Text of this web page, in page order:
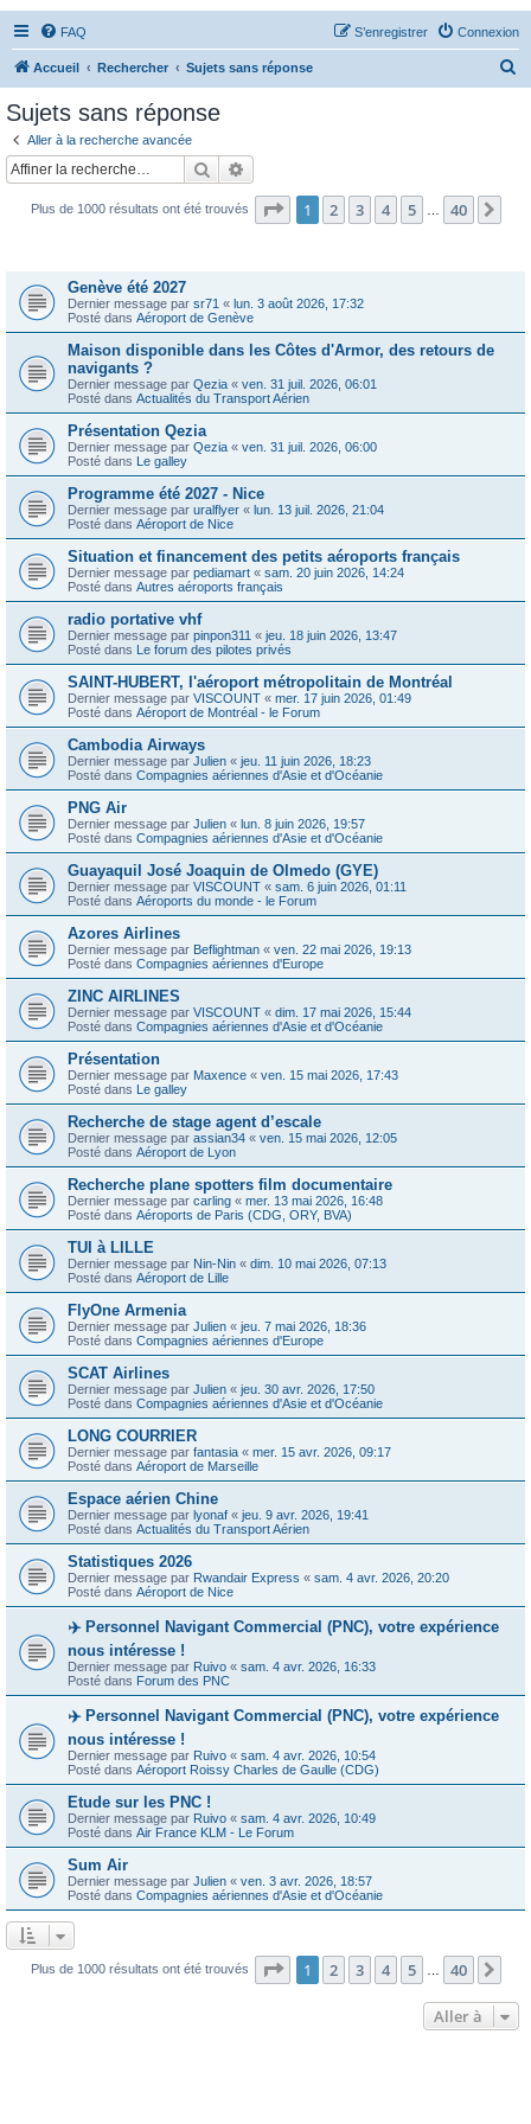
FAQ Connexion
S’enregistrer
Accueil Rechercher Sujets sans réponse
Sujets sans réponse
Aller à la recherche avancée
Rechercher
Plus de 1000 résultats ont été trouvés Page 1sur40
1 2 3 4 5 40
Genève été 2027
Dernier message par sr71 « lun. 3 août 2026, 17:32
Posté dans Aéroport de Genève
Maison disponible dans les Côtes d'Armor, des retours de
navigants ?
Dernier message par Qezia « ven. 31 juil. 2026, 06:01
Posté dans Actualités du Transport Aérien
Présentation Qezia
Dernier message par Qezia « ven. 31 juil. 2026, 06:00
Posté dans Le galley
Programme été 2027 - Nice
Dernier message par uralflyer « lun. 13 juil. 2026, 21:04
Posté dans Aéroport de Nice
Situation et financement des petits aéroports français
Dernier message par pediamart « sam. 20 juin 2026, 14:24
Posté dans Autres aéroports français
radio portative vhf
Dernier message par pinpon311 « jeu. 18 juin 2026, 13:47
Posté dans Le forum des pilotes privés
SAINT-HUBERT, l'aéroport métropolitain de Montréal
Dernier message par VISCOUNT « mer. 17 juin 2026, 01:49
Posté dans Aéroport de Montréal - le Forum
Cambodia Airways
Dernier message par Julien « jeu. 11 juin 2026, 18:23
Posté dans Compagnies aériennes d'Asie et d'Océanie
PNG Air
Dernier message par Julien « lun. 8 juin 2026, 19:57
Posté dans Compagnies aériennes d'Asie et d'Océanie
Guayaquil José Joaquin de Olmedo (GYE)
Dernier message par VISCOUNT « sam. 6 juin 2026, 01:11
Posté dans Aéroports du monde - le Forum
Azores Airlines
Dernier message par Beflightman « ven. 22 mai 2026, 19:13
Posté dans Compagnies aériennes d'Europe
ZINC AIRLINES
Dernier message par VISCOUNT « dim. 17 mai 2026, 15:44
Posté dans Compagnies aériennes d'Asie et d'Océanie
Présentation
Dernier message par Maxence « ven. 15 mai 2026, 17:43
Posté dans Le galley
Recherche de stage agent d’escale
Dernier message par assian34 « ven. 15 mai 2026, 12:05
Posté dans Aéroport de Lyon
Recherche plane spotters film documentaire
Dernier message par carling « mer. 13 mai 2026, 16:48
Posté dans Aéroports de Paris (CDG, ORY, BVA)
TUI à LILLE
Dernier message par Nin-Nin « dim. 10 mai 2026, 07:13
Posté dans Aéroport de Lille
FlyOne Armenia
Dernier message par Julien « jeu. 7 mai 2026, 18:36
Posté dans Compagnies aériennes d'Europe
SCAT Airlines
Dernier message par Julien « jeu. 30 avr. 2026, 17:50
Posté dans Compagnies aériennes d'Asie et d'Océanie
LONG COURRIER
Dernier message par fantasia « mer. 15 avr. 2026, 09:17
Posté dans Aéroport de Marseille
Espace aérien Chine
Dernier message par lyonaf « jeu. 9 avr. 2026, 19:41
Posté dans Actualités du Transport Aérien
Statistiques 2026
Dernier message par Rwandair Express « sam. 4 avr. 2026, 20:20
Posté dans Aéroport de Nice
✈️ Personnel Navigant Commercial (PNC), votre expérience
nous intéresse !
Dernier message par Ruivo « sam. 4 avr. 2026, 16:33
Posté dans Forum des PNC
✈️ Personnel Navigant Commercial (PNC), votre expérience
nous intéresse !
Dernier message par Ruivo « sam. 4 avr. 2026, 10:54
Posté dans Aéroport Roissy Charles de Gaulle (CDG)
Etude sur les PNC !
Dernier message par Ruivo « sam. 4 avr. 2026, 10:49
Posté dans Air France KLM - Le Forum
Sum Air
Dernier message par Julien « ven. 3 avr. 2026, 18:57
Posté dans Compagnies aériennes d'Asie et d'Océanie
Plus de 1000 résultats ont été trouvés Page 1sur40
1 2 3 4 5 40
Aller à